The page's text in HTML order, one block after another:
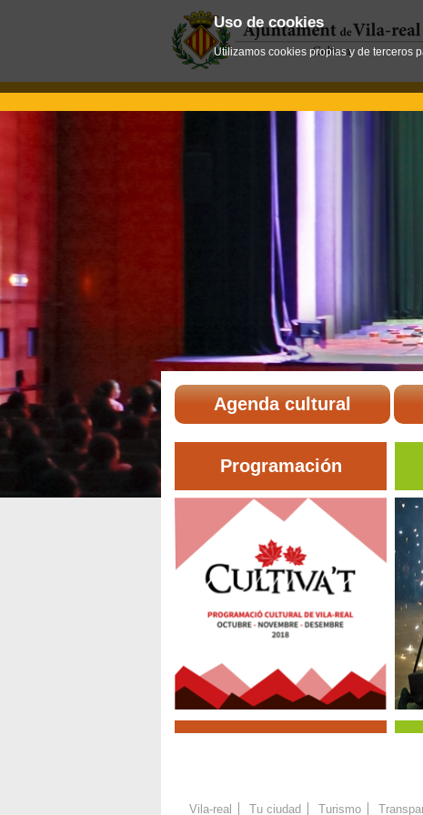
Agenda cultural
Programación
Vila-real Tu ciudad Turismo
Uso de cookies
Utilizamos cookies propias y de terceros